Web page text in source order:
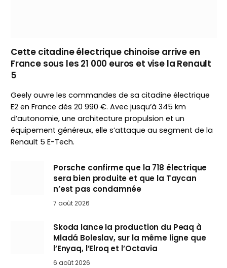
Cette citadine électrique chinoise arrive en
France sous les 21 000 euros et vise la Renault
5
Geely ouvre les commandes de sa citadine électrique
E2 en France dès 20 990 €. Avec jusqu’à 345 km
d’autonomie, une architecture propulsion et un
équipement généreux, elle s’attaque au segment de la
Renault 5 E-Tech.
Porsche confirme que la 718 électrique
sera bien produite et que la Taycan
n’est pas condamnée
7 août 2026
Skoda lance la production du Peaq à
Mladá Boleslav, sur la même ligne que
l’Enyaq, l’Elroq et l’Octavia
6 août 2026